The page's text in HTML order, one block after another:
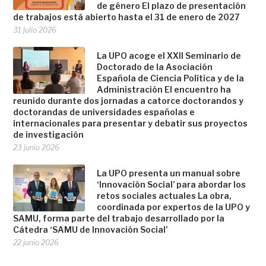
de género El plazo de presentación
de trabajos está abierto hasta el 31 de enero de 2027
31 julio 2026
La UPO acoge el XXII Seminario de
Doctorado de la Asociación
Española de Ciencia Política y de la
Administración El encuentro ha
reunido durante dos jornadas a catorce doctorandos y
doctorandas de universidades españolas e
internacionales para presentar y debatir sus proyectos
de investigación
23 junio 2026
La UPO presenta un manual sobre
‘Innovación Social’ para abordar los
retos sociales actuales La obra,
coordinada por expertos de la UPO y
SAMU, forma parte del trabajo desarrollado por la
Cátedra ‘SAMU de Innovación Social’
22 junio 2026